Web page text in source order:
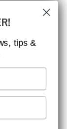
tips &